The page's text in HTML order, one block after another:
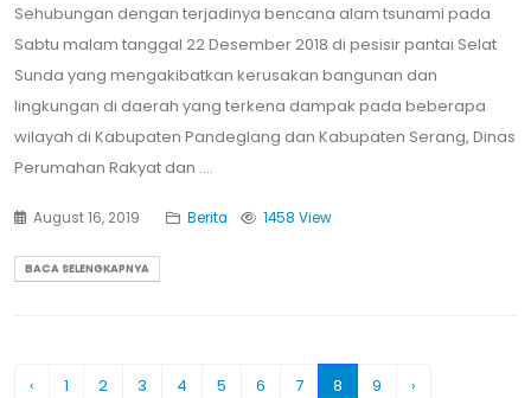
Sehubungan dengan terjadinya bencana alam tsunami pada
Sabtu malam tanggal 22 Desember 2018 di pesisir pantai Selat
Sunda yang mengakibatkan kerusakan bangunan dan
lingkungan di daerah yang terkena dampak pada beberapa
wilayah di Kabupaten Pandeglang dan Kabupaten Serang, Dinas
Perumahan Rakyat dan ....
August 16, 2019 Berita 1458 View
BACA SELENGKAPNYA
‹ 1 2 3 4 5 6 7 8 9 ›